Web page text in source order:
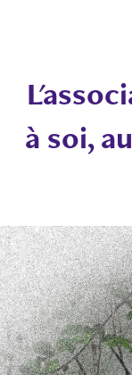
à soi,